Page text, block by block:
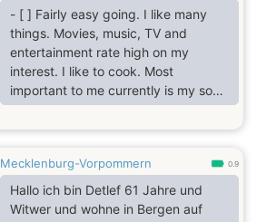
- [ ] Fairly easy going. I like many
things. Movies, music, TV and
entertainment rate high on my
interest. I like to cook. Most
important to me currently is my son
and dog Rachel. So hope you like
dogs as well. Parents have passed
married. I remained single all my
life.. I am well organized and
empathic with others. I tend to like
Mecklenburg-Vorpommern 0.9
Hallo ich bin Detlef 61 Jahre und
Witwer und wohne in Bergen auf